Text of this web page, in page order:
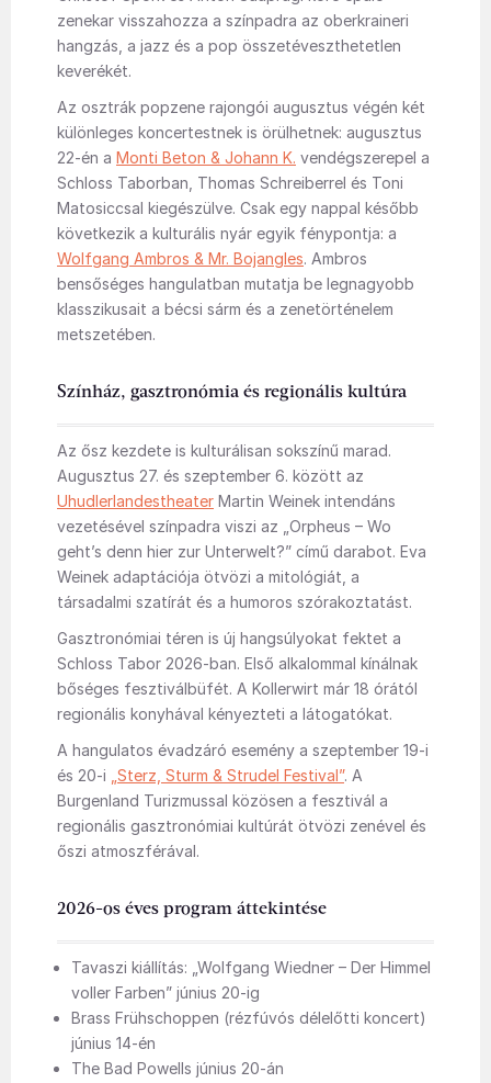
zenekar visszahozza a színpadra az oberkraineri
hangzás, a jazz és a pop összetéveszthetetlen
keverékét.
Az osztrák popzene rajongói augusztus végén két
különleges koncertestnek is örülhetnek: augusztus
22-én a Monti Beton & Johann K. vendégszerepel a
Schloss Taborban, Thomas Schreiberrel és Toni
Matosiccsal kiegészülve. Csak egy nappal később
következik a kulturális nyár egyik fénypontja: a
Wolfgang Ambros & Mr. Bojangles. Ambros
bensőséges hangulatban mutatja be legnagyobb
klasszikusait a bécsi sárm és a zenetörténelem
metszetében.
Színház, gasztronómia és regionális kultúra
Az ősz kezdete is kulturálisan sokszínű marad.
Augusztus 27. és szeptember 6. között az
Uhudlerlandestheater Martin Weinek intendáns
vezetésével színpadra viszi az „Orpheus – Wo
geht’s denn hier zur Unterwelt?” című darabot. Eva
Weinek adaptációja ötvözi a mitológiát, a
társadalmi szatírát és a humoros szórakoztatást.
Gasztronómiai téren is új hangsúlyokat fektet a
Schloss Tabor 2026-ban. Első alkalommal kínálnak
bőséges fesztiválbüfét. A Kollerwirt már 18 órától
regionális konyhával kényezteti a látogatókat.
A hangulatos évadzáró esemény a szeptember 19-i
és 20-i
„Sterz, Sturm & Strudel Festival”. A
Burgenland Turizmussal közösen a fesztivál a
regionális gasztronómiai kultúrát ötvözi zenével és
őszi atmoszférával.
2026-os éves program áttekintése
Tavaszi kiállítás: „Wolfgang Wiedner – Der Himmel
voller Farben” június 20-ig
Brass Frühschoppen (rézfúvós délelőtti koncert)
június 14-én
The Bad Powells június 20-án